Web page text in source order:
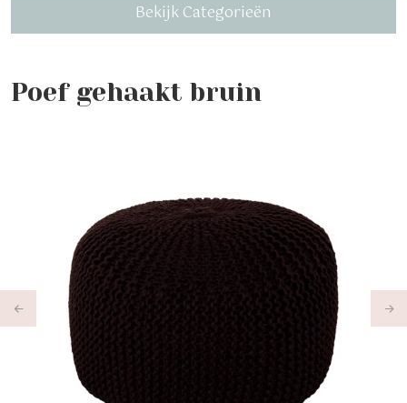
Bekijk Categorieën
Poef gehaakt bruin
Previous